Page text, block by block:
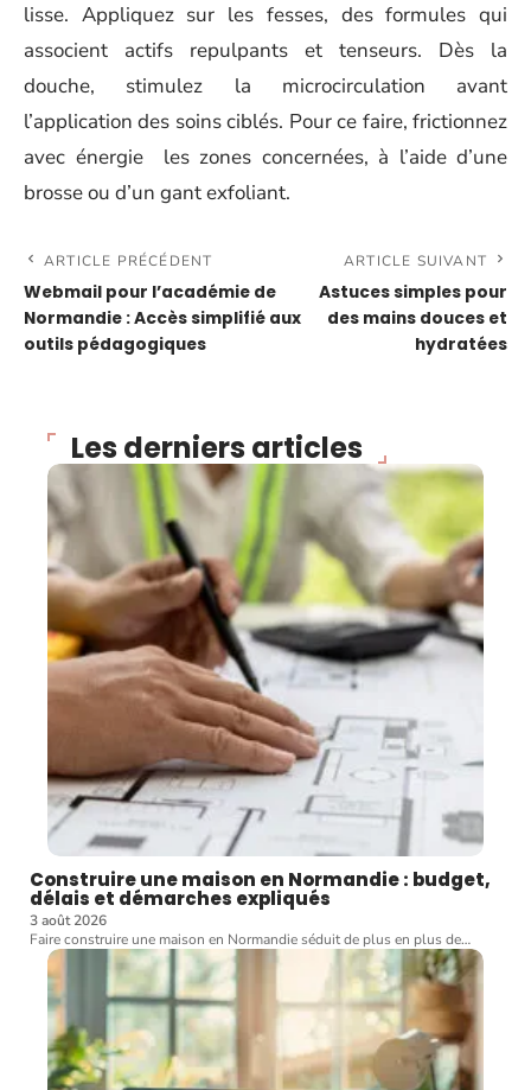
lisse. Appliquez sur les fesses, des formules qui
associent actifs repulpants et tenseurs. Dès la
douche, stimulez la microcirculation avant
l’application des soins ciblés. Pour ce faire, frictionnez
avec énergie les zones concernées, à l’aide d’une
brosse ou d’un gant exfoliant.
ARTICLE PRÉCÉDENT
Webmail pour l’académie de
Normandie : Accès simplifié aux
outils pédagogiques
ARTICLE SUIVANT
Astuces simples pour
des mains douces et
hydratées
Les derniers articles
Construire une maison en Normandie : budget,
délais et démarches expliqués
3 août 2026
Faire construire une maison en Normandie séduit de plus en plus de…